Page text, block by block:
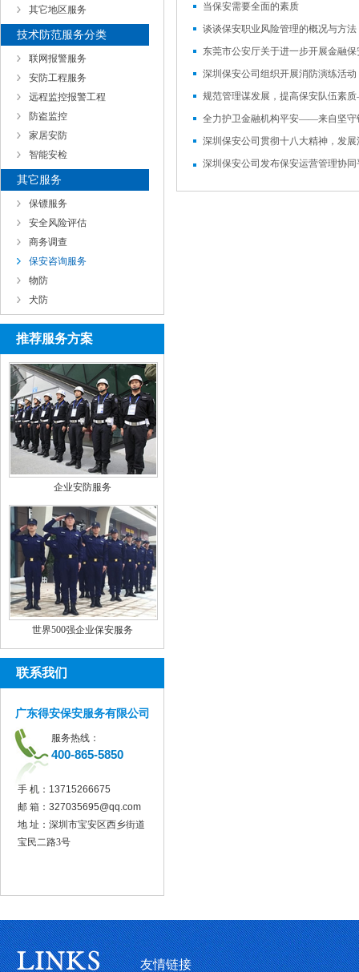
其它地区服务
技术防范服务分类
联网报警服务
安防工程服务
远程监控报警工程
防盗监控
家居安防
智能安检
其它服务
保镖服务
安全风险评估
商务调查
保安咨询服务
物防
犬防
推荐服务方案
企业安防服务
世界500强企业保安服务
联系我们
广东得安保安服务有限公司
服务热线：
400-865-5850
手 机： 13715266675
邮 箱： 327035695@qq.com
地 址：深圳市宝安区西乡街道
宝民二路3号
当保安需要全面的素质
谈谈保安职业风险管理的概况与方法
深圳保安公司贯彻十八大精神，发
深圳保安公司发布保安运营管理协同
友情链接